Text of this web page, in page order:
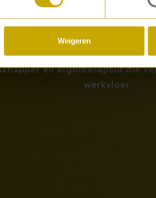
Weigeren
Bas
en ergotherapeut die
werkvloer